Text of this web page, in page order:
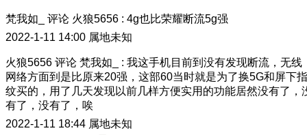
梵我如_ 评论 火狼5656 : 4g也比荣耀断流5g强
2022-1-11 14:00 属地未知
火狼5656 评论 梵我如_ : 我这手机目前到没有发现断流，无线
网络方面到是比原来20强，这部60当时就是为了换5G和屏下指
纹买的，用了几天发现以前几样方便实用的功能居然没有了，
有了，没有了，唉
2022-1-11 18:44 属地未知